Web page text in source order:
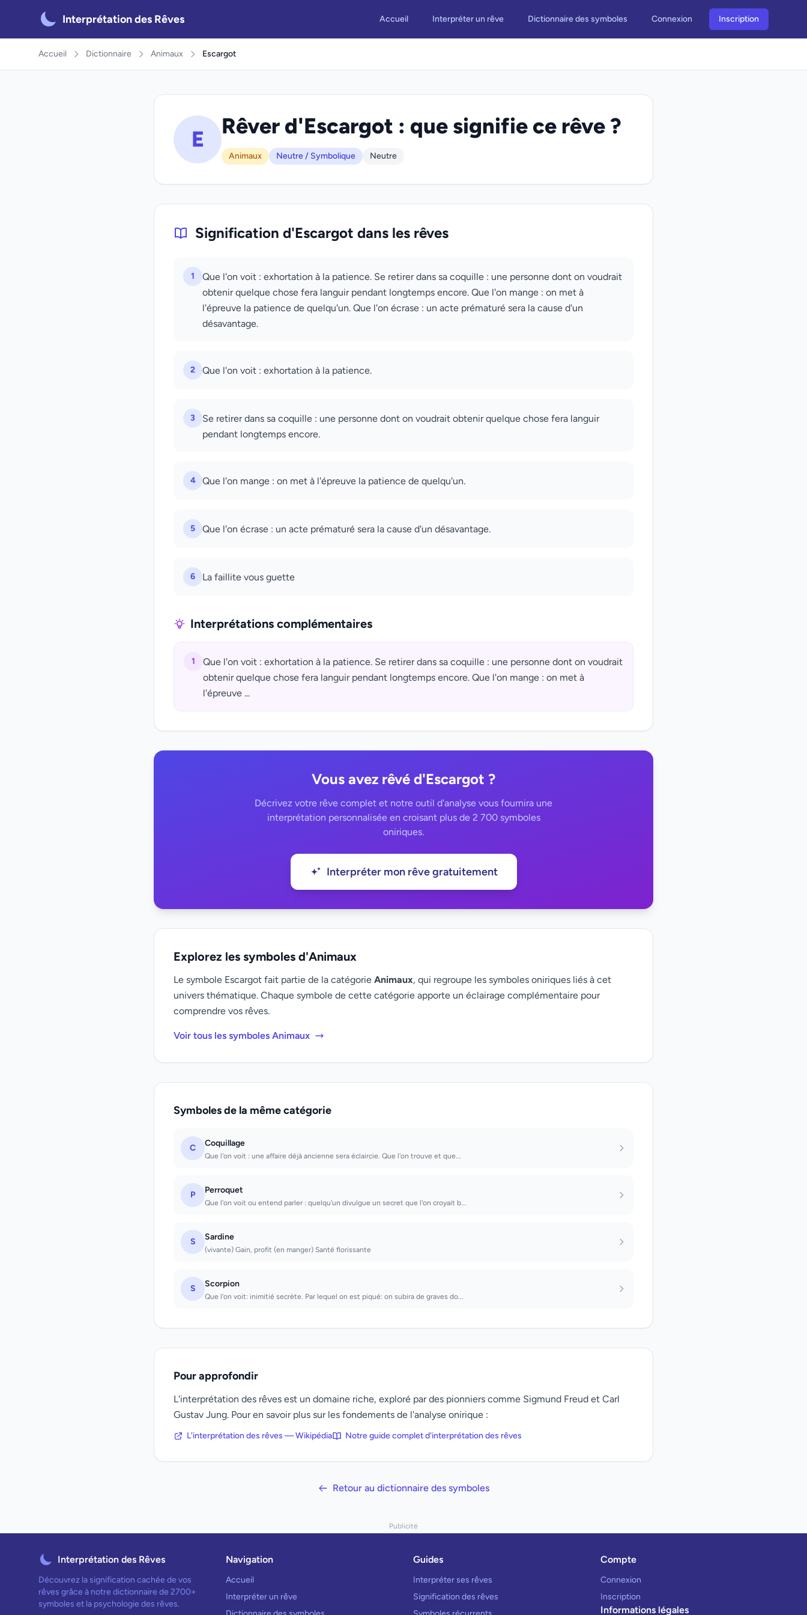
Interprétation des Rêves Accueil Interpréter un rêve Dictionnaire des symboles Connexion Inscription
Accueil Dictionnaire Animaux Escargot
E
Rêver d'Escargot : que signifie ce rêve ?
Animaux Neutre / Symbolique Neutre
Signification d'Escargot dans les rêves
1
Que l'on voit : exhortation à la patience. Se retirer dans sa coquille : une personne dont on voudrait
obtenir quelque chose fera languir pendant longtemps encore. Que l'on mange : on met à
l'épreuve la patience de quelqu'un. Que l'on écrase : un acte prématuré sera la cause d'un
désavantage.
2 Que l'on voit : exhortation à la patience.
3
Se retirer dans sa coquille : une personne dont on voudrait obtenir quelque chose fera languir
pendant longtemps encore.
4 Que l'on mange : on met à l'épreuve la patience de quelqu'un.
5 Que l'on écrase : un acte prématuré sera la cause d'un désavantage.
6 La faillite vous guette
Interprétations complémentaires
1
Que l'on voit : exhortation à la patience. Se retirer dans sa coquille : une personne dont on voudrait
obtenir quelque chose fera languir pendant longtemps encore. Que l'on mange : on met à
l'épreuve ...
Vous avez rêvé d'Escargot ?
Décrivez votre rêve complet et notre outil d'analyse vous fournira une
interprétation personnalisée en croisant plus de 2 700 symboles
oniriques.
Interpréter mon rêve gratuitement
Explorez les symboles d'Animaux
Le symbole Escargot fait partie de la catégorie Animaux, qui regroupe les symboles oniriques liés à cet
univers thématique. Chaque symbole de cette catégorie apporte un éclairage complémentaire pour
comprendre vos rêves.
Voir tous les symboles Animaux
Symboles de la même catégorie
C Coquillage
Que l'on voit : une affaire déjà ancienne sera éclaircie. Que l'on trouve et que...
P Perroquet
Que l'on voit ou entend parler : quelqu'un divulgue un secret que l'on croyait b...
S Sardine
(vivante) Gain, profit (en manger) Santé florissante
S Scorpion
Que l'on voit: inimitié secrète. Par lequel on est piqué: on subira de graves do...
Pour approfondir
L'interprétation des rêves est un domaine riche, exploré par des pionniers comme Sigmund Freud et Carl
Gustav Jung. Pour en savoir plus sur les fondements de l'analyse onirique :
L'interprétation des rêves — Wikipédia Notre guide complet d'interprétation des rêves
Retour au dictionnaire des symboles
Publicité
Interprétation des Rêves
Découvrez la signification cachée de vos
rêves grâce à notre dictionnaire de 2700+
symboles et la psychologie des rêves.
Navigation
Accueil
Interpréter un rêve
Guides
Interpréter ses rêves
Signification des rêves
Compte
Connexion
Inscription
Informations légales